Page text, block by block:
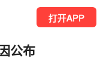
打开APP
公布